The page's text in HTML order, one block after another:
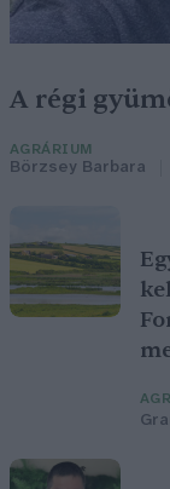
A régi
AGRÁRIUM
Börzsey Barbara